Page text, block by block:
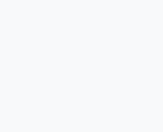
액을 받을 수 있습니다. 3
차인 보험도 있습니다. 이
있는 빈번한 프로모션과
춤 크리에이티브를 제공
난 제휴팀에도 액세스할